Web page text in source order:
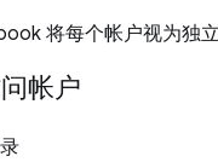
将每个帐户视为独
帐户